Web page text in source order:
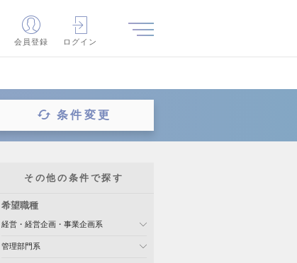
会員登録 ログイン
条件変更
その他の条件で探す
希望職種
経営・経営企画・事業企画系
管理部門系